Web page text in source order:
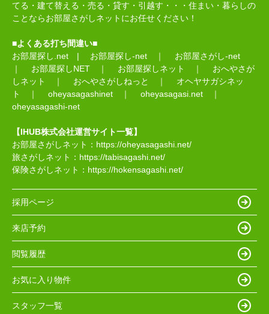
てる・建て替える・売る・貸す・引越す・・・住まい・暮らしの
ことならお部屋さがしネットにお任せください！
■よくある打ち間違い■
お部屋探し.net | お部屋探し-net ｜ お部屋さがし-net
｜ お部屋探しNET ｜ お部屋探しネット ｜ おへやさが
しネット
｜ おへやさがしねっと ｜ オヘヤサガシネッ
ト
｜ oheyasagashinet ｜ oheyasagasi.net ｜
oheyasagashi-net
【IHUB株式会社運営サイト一覧】
お部屋さがしネット： https://oheyasagashi.net/
旅さがしネット： https://tabisagashi.net/
保険さがしネット： https://hokensagashi.net/
採用ページ
来店予約
閲覧履歴
お気に入り物件
スタッフ一覧